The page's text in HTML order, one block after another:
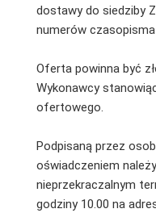
dostawy do siedziby
numerów czasopisma
Oferta powinna być
Wykonawcy
ofertowego.
Podpisaną przez
oświadczeniem
nieprzekraczalnym
godziny 10.00 na